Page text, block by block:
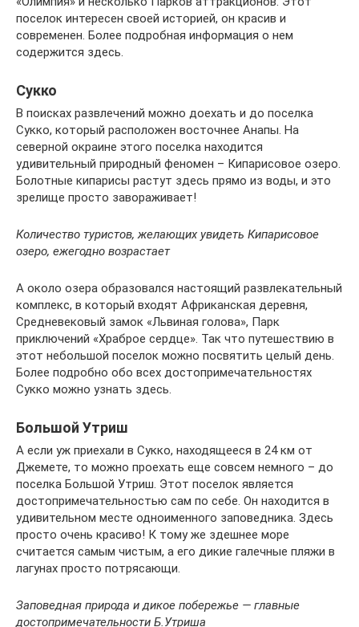
поселок интересен своей историей, он красив и
современен. Более подробная информация о нем
содержится здесь.
Сукко
В поисках развлечений можно доехать и до поселка
Сукко, который расположен восточнее Анапы. На
северной окраине этого поселка находится
удивительный природный феномен – Кипарисовое озеро.
Болотные кипарисы растут здесь прямо из воды, и это
зрелище просто завораживает!
Количество туристов, желающих увидеть Кипарисовое
озеро, ежегодно возрастает
А около озера образовался настоящий развлекательный
комплекс, в который входят Африканская деревня,
Средневековый замок «Львиная голова», Парк
приключений «Храброе сердце». Так что путешествию в
этот небольшой поселок можно посвятить целый день.
Более подробно обо всех достопримечательностях
Сукко можно узнать здесь.
Большой Утриш
А если уж приехали в Сукко, находящееся в 24 км от
Джемете, то можно проехать еще совсем немного – до
поселка Большой Утриш. Этот поселок является
достопримечательностью сам по себе. Он находится в
удивительном месте одноименного заповедника. Здесь
просто очень красиво! К тому же здешнее море
считается самым чистым, а его дикие галечные пляжи в
лагунах просто потрясающи.
Заповедная природа и дикое побережье — главные
достопримечательности Б.Утриша